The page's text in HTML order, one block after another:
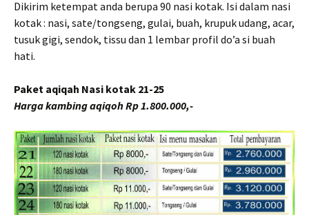
Dikirim ketempat anda berupa 90 nasi kotak. Isi dalam nasi
kotak : nasi, sate/tongseng, gulai, buah, krupuk udang, acar,
tusuk gigi, sendok, tissu dan 1 lembar profil do’a si buah
hati.
Paket aqiqah Nasi kotak 21-25
Harga kambing aqiqoh Rp 1.800.000,-